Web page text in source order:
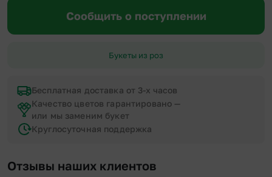
Сообщить о поступлении
Букеты из роз
Бесплатная доставка от 3-х часов
Качество цветов гарантировано —
или мы заменим букет
Круглосуточная поддержка
Отзывы наших клиентов